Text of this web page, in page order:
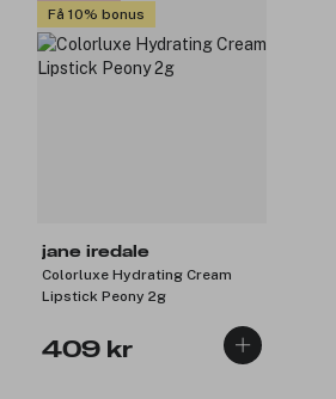
Få 10% bonus
jane iredale
Colorluxe Hydrating Cream
Lipstick Peony 2g
409 kr